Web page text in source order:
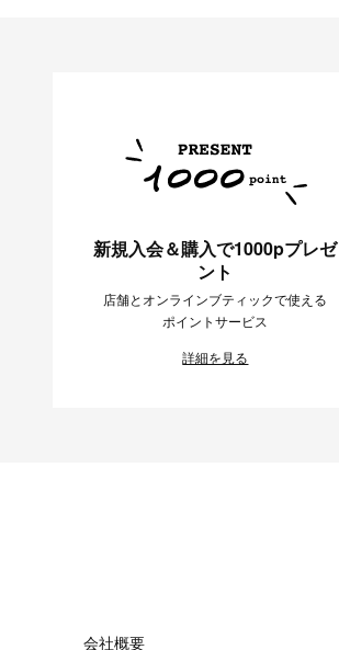
新規入会＆購入で1000pプレゼ
ント
店舗とオンラインブティックで使える
ポイントサービス
詳細を見る
会社概要